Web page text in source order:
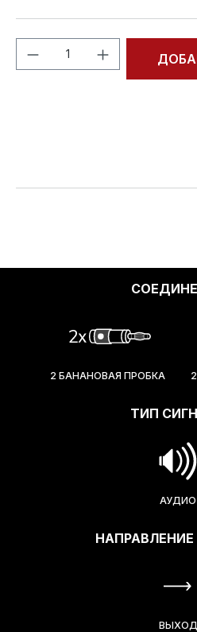
Количество
2 БАНАНОВАЯ ПРОБКА
ТИП
АУДИО
ВЫХОД